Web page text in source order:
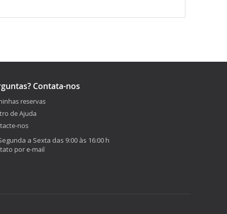
Contata-nos
reservas
de Ajuda
nos
a Sexta das 9:00 às 16:00 h
por e-mail